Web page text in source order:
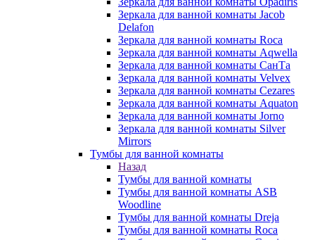
Зеркала для ванной комнаты Jacob
Delafon
Зеркала для ванной комнаты Roca
Зеркала для ванной комнаты Aqwella
Зеркала для ванной комнаты СанТа
Зеркала для ванной комнаты Velvex
Зеркала для ванной комнаты Cezares
Зеркала для ванной комнаты Aquaton
Зеркала для ванной комнаты Jorno
Зеркала для ванной комнаты Silver
Mirrors
Тумбы для ванной комнаты
Назад
Тумбы для ванной комнаты
Тумбы для ванной комнаты ASB
Woodline
Тумбы для ванной комнаты Dreja
Тумбы для ванной комнаты Roca